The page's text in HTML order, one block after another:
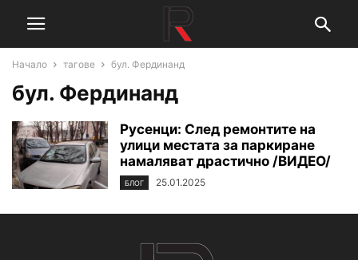
Начало тагове бул. Фердинанд
бул. Фердинанд
Русенци: След ремонтите на
улици местата за паркиране
намаляват драстично /ВИДЕО/
БЛОГ 25.01.2025